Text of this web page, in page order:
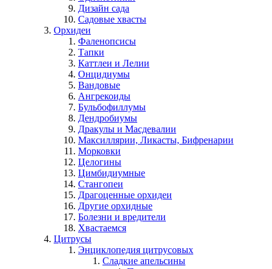
Дизайн сада
Садовые хвасты
Орхидеи
Фаленопсисы
Тапки
Каттлеи и Лелии
Онцидиумы
Вандовые
Ангрекоиды
Бульбофиллумы
Дендробиумы
Дракулы и Масдевалии
Максиллярии, Ликасты, Бифренарии
Морковки
Целогины
Цимбидиумные
Стангопеи
Драгоценные орхидеи
Другие орхидные
Болезни и вредители
Хвастаемся
Цитрусы
Энциклопедия цитрусовых
Сладкие апельсины